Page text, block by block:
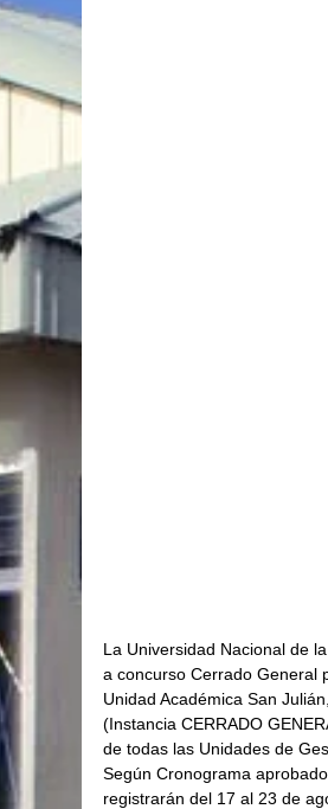
La Universidad Nacional de
a concurso Cerrado General
Unidad Académica San
(Instancia CERRADO
de todas las Unidades de
Según Cronograma
registrarán del 17 al 23 de